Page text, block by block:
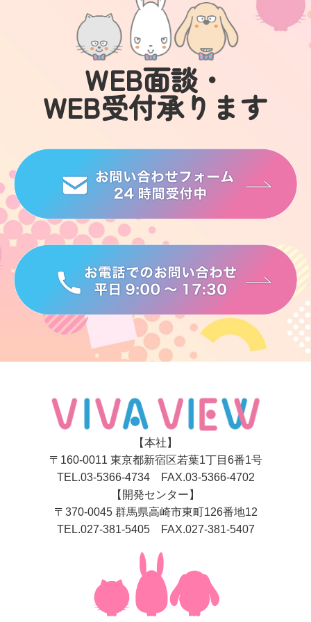
WEB面談・
WEB受付承ります
【本社】
〒160-0011 東京都新宿区若葉1丁目6番1号
TEL.03-5366-4734 FAX.03-5366-4702
【開発センター】
〒370-0045 群馬県高崎市東町126番地12
TEL.027-381-5405 FAX.027-381-5407